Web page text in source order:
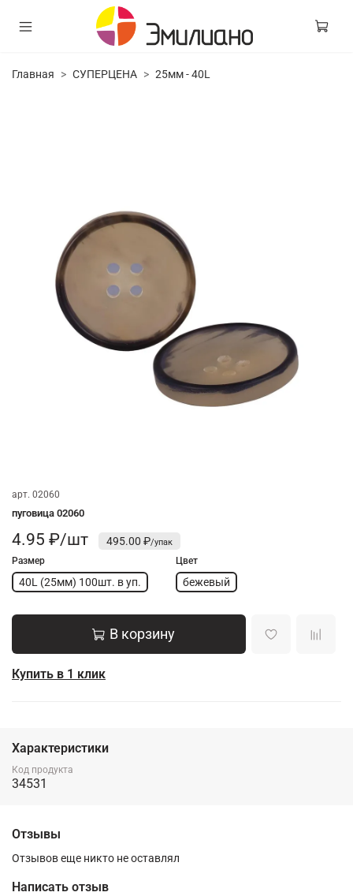
Главная СУПЕРЦЕНА 25мм - 40L
арт. 02060
пуговица 02060
4.95 ₽/шт 495.00 ₽
Размер
40L (25мм) 100шт. в уп.
Цвет
бежевый
В корзину
Купить в 1 клик
Характеристики
Код продукта
34531
Отзывы
Отзывов еще никто не оставлял
Написать отзыв